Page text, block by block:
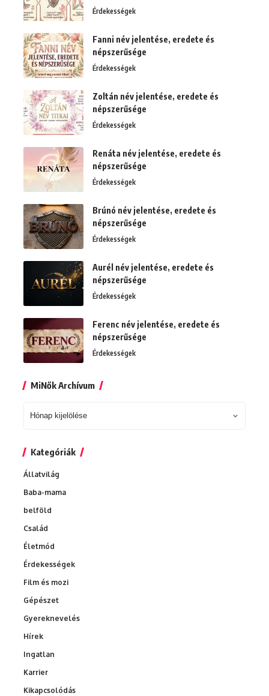
Érdekességek
Fanni név jelentése, eredete és
népszerűsége
Érdekességek
Zoltán név jelentése, eredete és
népszerűsége
Érdekességek
Renáta név jelentése, eredete és
népszerűsége
Érdekességek
Brúnó név jelentése, eredete és
népszerűsége
Érdekességek
Aurél név jelentése, eredete és
népszerűsége
Érdekességek
Ferenc név jelentése, eredete és
népszerűsége
Érdekességek
MiNők Archívum
MiNők
Kategóriák
Állatvilág
Baba-mama
belföld
Család
Életmód
Érdekességek
Film és mozi
Gépészet
Gyereknevelés
Hírek
Ingatlan
Karrier
Kikapcsolódás